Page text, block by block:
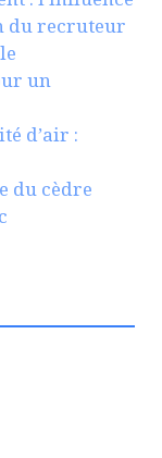
du recruteur
un
d’air :
du cèdre